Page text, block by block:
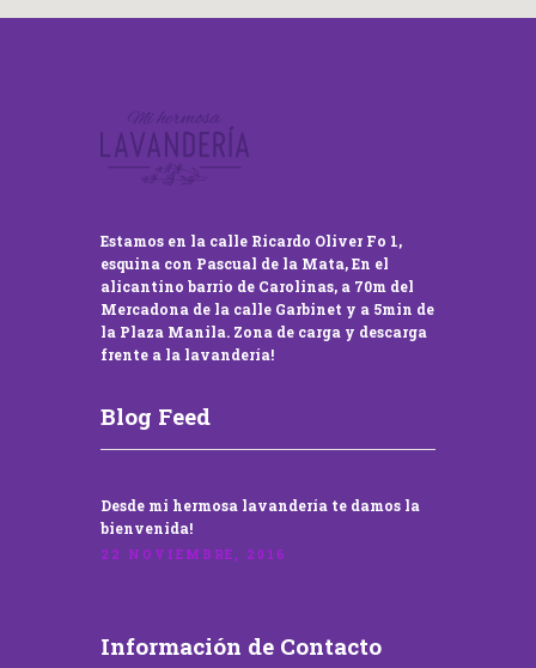
Estamos en la calle Ricardo Oliver Fo 1,
esquina con Pascual de la Mata, En el
alicantino barrio de Carolinas, a 70m del
Mercadona de la calle Garbinet y a 5min de
la Plaza Manila. Zona de carga y descarga
frente a la lavandería!
Blog Feed
Desde mi hermosa lavandería te damos la
bienvenida!
22 NOVIEMBRE, 2016
Información de Contacto